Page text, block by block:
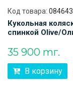
Код товара: 084643
Кукольная
спинкой Olive/
35 900 тг.
В корзину